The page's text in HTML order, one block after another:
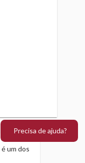
é um dos
Precisa de ajuda?